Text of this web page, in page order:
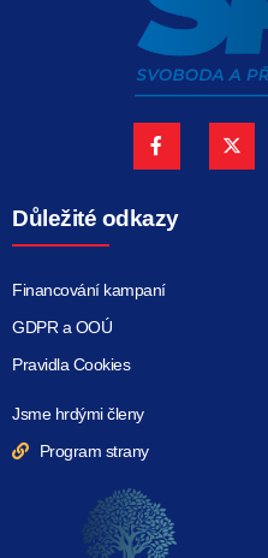
Důležité odkazy
Financování kampaní
GDPR a OOÚ
Pravidla Cookies
Jsme hrdými členy
Program strany